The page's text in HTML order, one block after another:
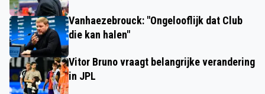
Vanhaezebrouck: "Ongelooflijk dat Club
die kan halen"
Vitor Bruno vraagt belangrijke verandering
in JPL